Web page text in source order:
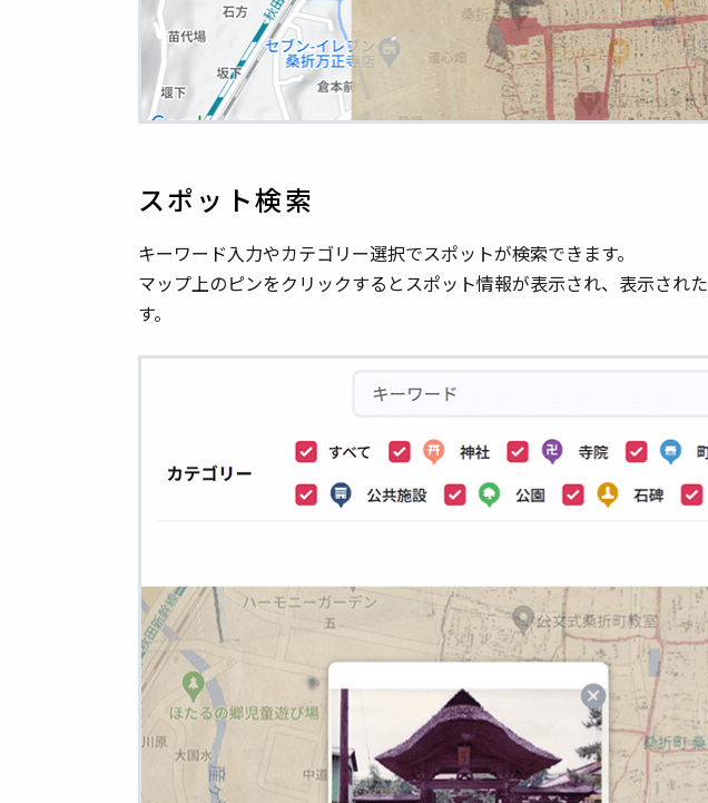
スポット検索
キーワード入力やカテゴリー選択でスポットが検索できます。
マップ上のピンをクリックするとスポット情報が表⽰され、表⽰され
す。